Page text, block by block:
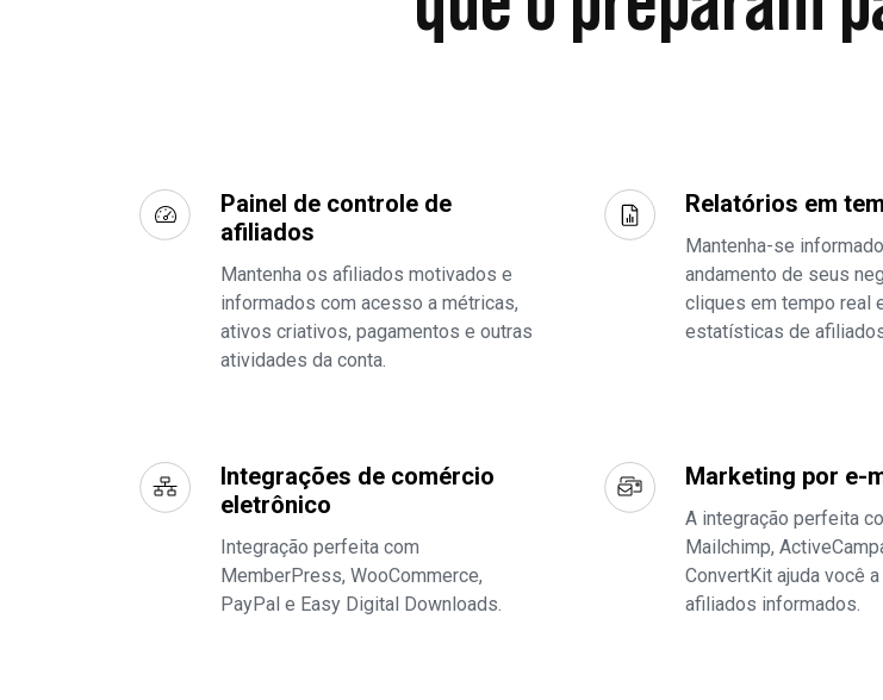
Painel de controle de
afiliados
Mantenha os afiliados motivados e
informados com acesso a métricas,
ativos criativos, pagamentos e outras
atividades da conta.
Relatórios em
Mantenha-se
andamento de seus
cliques em tempo real
estatísticas de
Integrações de comércio
eletrônico
Integração perfeita com
MemberPress, WooCommerce,
PayPal e Easy Digital Downloads.
Marketing por e-
A integração perfeita
Mailchimp,
ConvertKit ajuda você
afiliados informados.